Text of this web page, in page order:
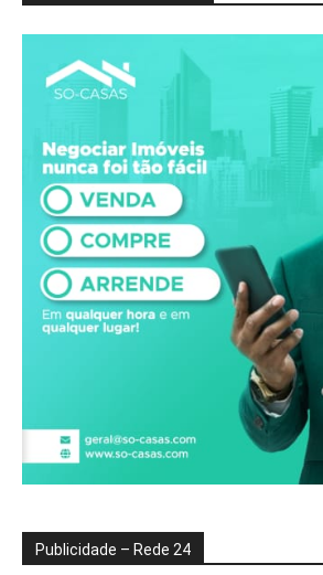
Publicidade – Rede 24